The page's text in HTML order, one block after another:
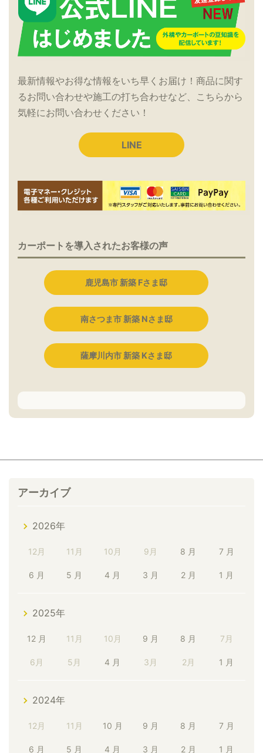
最新情報やお得な情報をいち早くお届け！商品に関す
るお問い合わせや施工の打ち合わせなど、こちらから
気軽にお問い合わせください！
LINE
カーポートを導入されたお客様の声
鹿児島市 新築 Fさま邸
南さつま市 新築 Nさま邸
薩摩川内市 新築 Kさま邸
アーカイブ
2026年
12月 11月 10月 9月 8 月 7 月
6 月 5 月 4 月 3 月 2 月 1 月
2025年
12 月 11月 10月 9 月 8 月 7月
6月 5月 4 月 3月 2月 1 月
2024年
12月 11月 10 月 9 月 8 月 7 月
6 月 5 月 4 月 3 月 2 月 1 月